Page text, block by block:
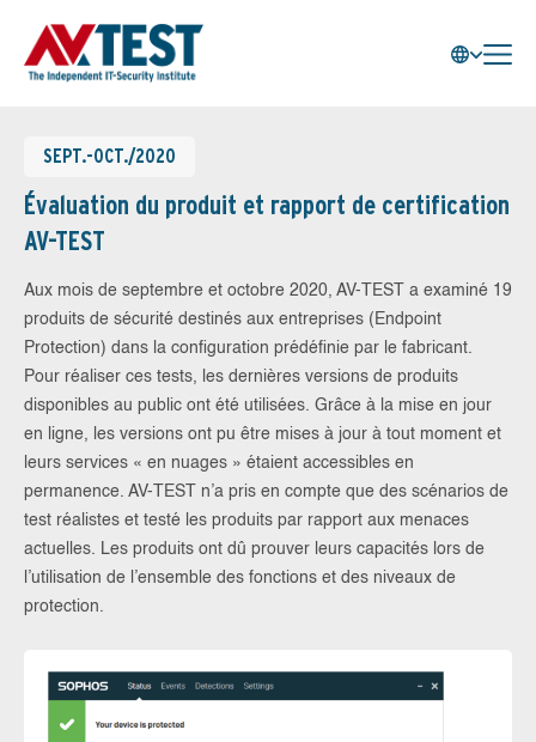
SEPT.-OCT./2020
Évaluation du produit et rapport de certification
AV-TEST
Aux mois de septembre et octobre 2020, AV-TEST a examiné 19
produits de sécurité destinés aux entreprises (Endpoint
Protection) dans la configuration prédéfinie par le fabricant.
Pour réaliser ces tests, les dernières versions de produits
disponibles au public ont été utilisées. Grâce à la mise en jour
en ligne, les versions ont pu être mises à jour à tout moment et
leurs services « en nuages » étaient accessibles en
permanence. AV-TEST n’a pris en compte que des scénarios de
test réalistes et testé les produits par rapport aux menaces
actuelles. Les produits ont dû prouver leurs capacités lors de
l’utilisation de l’ensemble des fonctions et des niveaux de
protection.